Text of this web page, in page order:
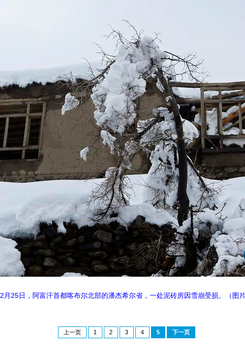
月25日，阿富汗首都喀布尔北部的潘杰希尔省，一处泥砖房因雪崩受损。（图片
上一页 1 2 3 4 5 下一页